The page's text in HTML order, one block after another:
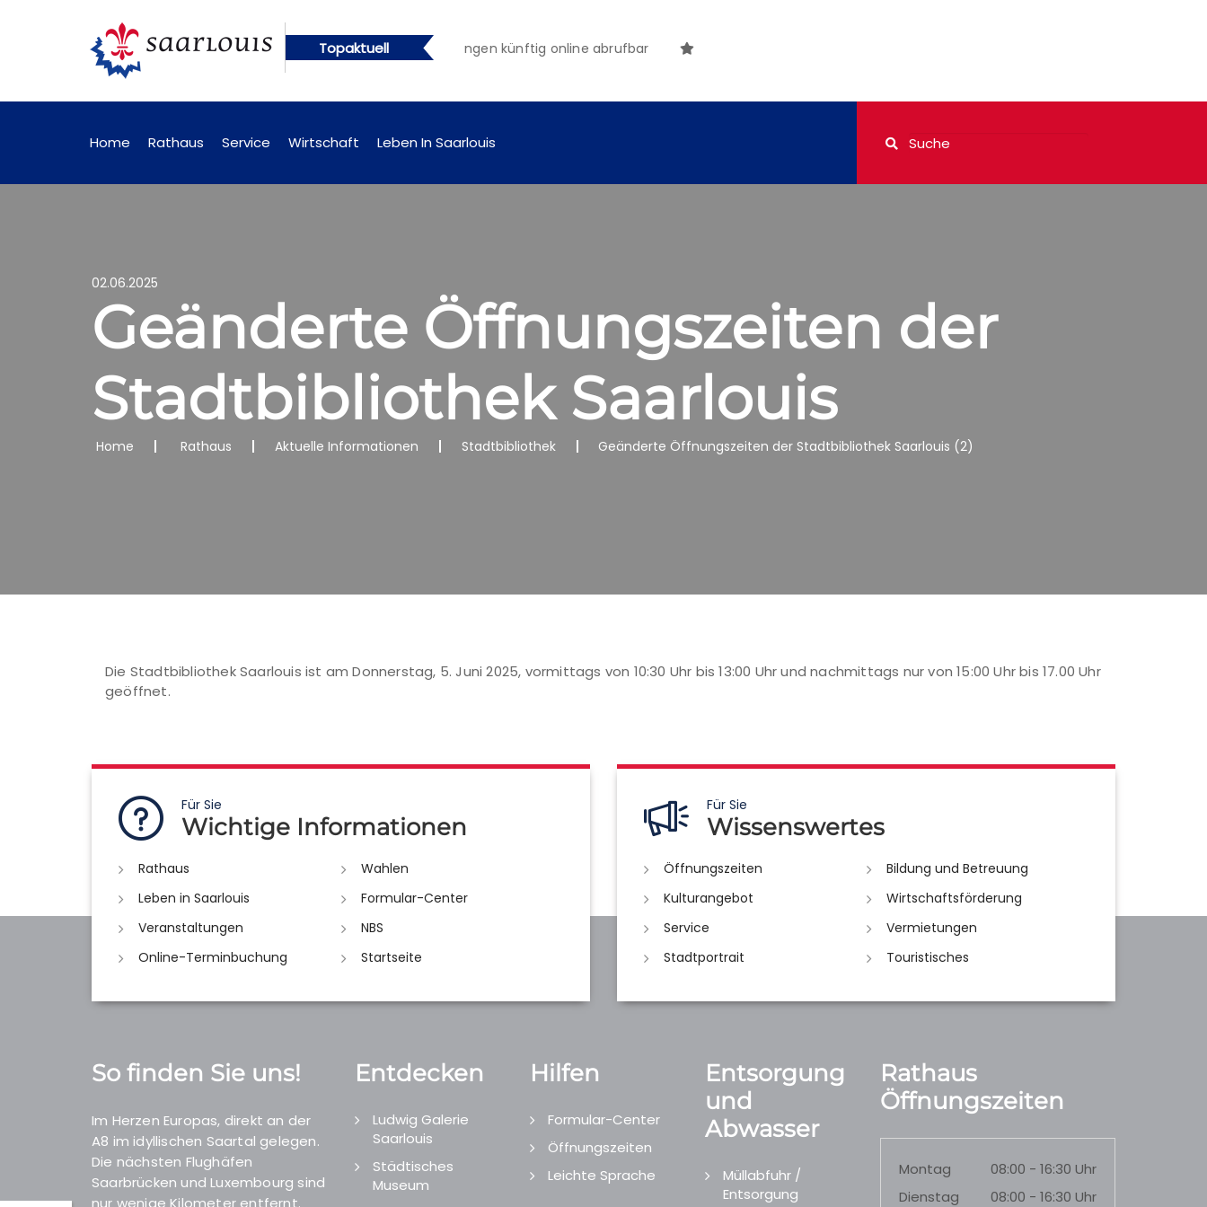
Topaktuell
künftig online abrufbar Öffentliche Bekanntmachungen künftig online abrufbar
Home Rathaus Service Wirtschaft Leben In Saarlouis
02.06.2025
Geänderte Öffnungszeiten der
Stadtbibliothek Saarlouis
Home Rathaus Aktuelle Informationen Stadtbibliothek Geänderte Öffnungszeiten der Stadtbibliothek Saarlouis (2)
Die Stadtbibliothek Saarlouis ist am Donnerstag, 5. Juni 2025, vormittags von 10:30 Uhr bis 13:00 Uhr und nachmittags nur von 15:00 Uhr bis 17.00 Uhr
geöffnet.
Für Sie
Wichtige Informationen
Rathaus
Wahlen
Leben in Saarlouis
Formular-Center
Veranstaltungen
NBS
Online-Terminbuchung
Startseite
Für Sie
Wissenswertes
Öffnungszeiten
Bildung und Betreuung
Kulturangebot
Wirtschaftsförderung
Service
Vermietungen
Stadtportrait
Touristisches
So finden Sie uns!
Im Herzen Europas, direkt an der
A8 im idyllischen Saartal gelegen.
Die nächsten Flughäfen
Saarbrücken und Luxembourg sind
nur wenige Kilometer entfernt.
Entdecken
Ludwig Galerie
Saarlouis
Städtisches
Museum
Hilfen
Formular-Center
Öffnungszeiten
Leichte Sprache
Entsorgung
und
Abwasser
Müllabfuhr /
Entsorgung
Rathaus
Öffnungszeiten
Montag
08:00 - 16:30 Uhr
Dienstag
08:00 - 16:30 Uhr